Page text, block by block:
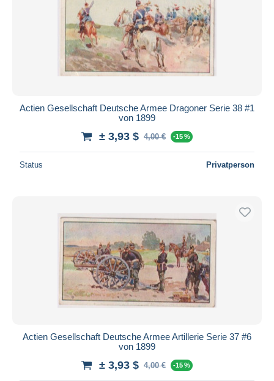
Actien Gesellschaft Deutsche Armee Dragoner Serie 38 #1
von 1899
± 3,93 $ 4,00 € -15 %
Status Privatperson
Actien Gesellschaft Deutsche Armee Artillerie Serie 37 #6
von 1899
± 3,93 $ 4,00 € -15 %